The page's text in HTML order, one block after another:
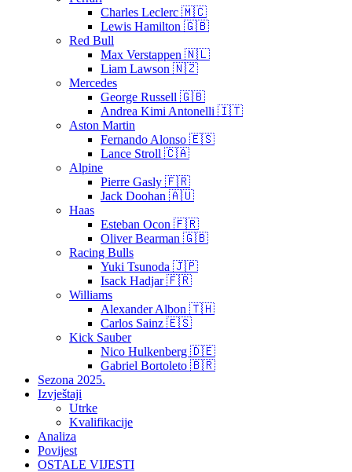
Charles Leclerc 🇲🇨
Lewis Hamilton 🇬🇧
Red Bull
Max Verstappen 🇳🇱
Liam Lawson 🇳🇿
Mercedes
George Russell 🇬🇧
Andrea Kimi Antonelli 🇮🇹
Aston Martin
Fernando Alonso 🇪🇸
Lance Stroll 🇨🇦
Alpine
Pierre Gasly 🇫🇷
Jack Doohan 🇦🇺
Haas
Esteban Ocon 🇫🇷
Oliver Bearman 🇬🇧
Racing Bulls
Yuki Tsunoda 🇯🇵
Isack Hadjar 🇫🇷
Williams
Alexander Albon 🇹🇭
Carlos Sainz 🇪🇸
Kick Sauber
Nico Hulkenberg 🇩🇪
Gabriel Bortoleto 🇧🇷
Sezona 2025.
Izvještaji
Utrke
Kvalifikacije
Analiza
Povijest
OSTALE VIJESTI